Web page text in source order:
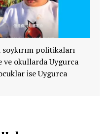
politikaları
ve okullarda Uygurca
ise Uygurca